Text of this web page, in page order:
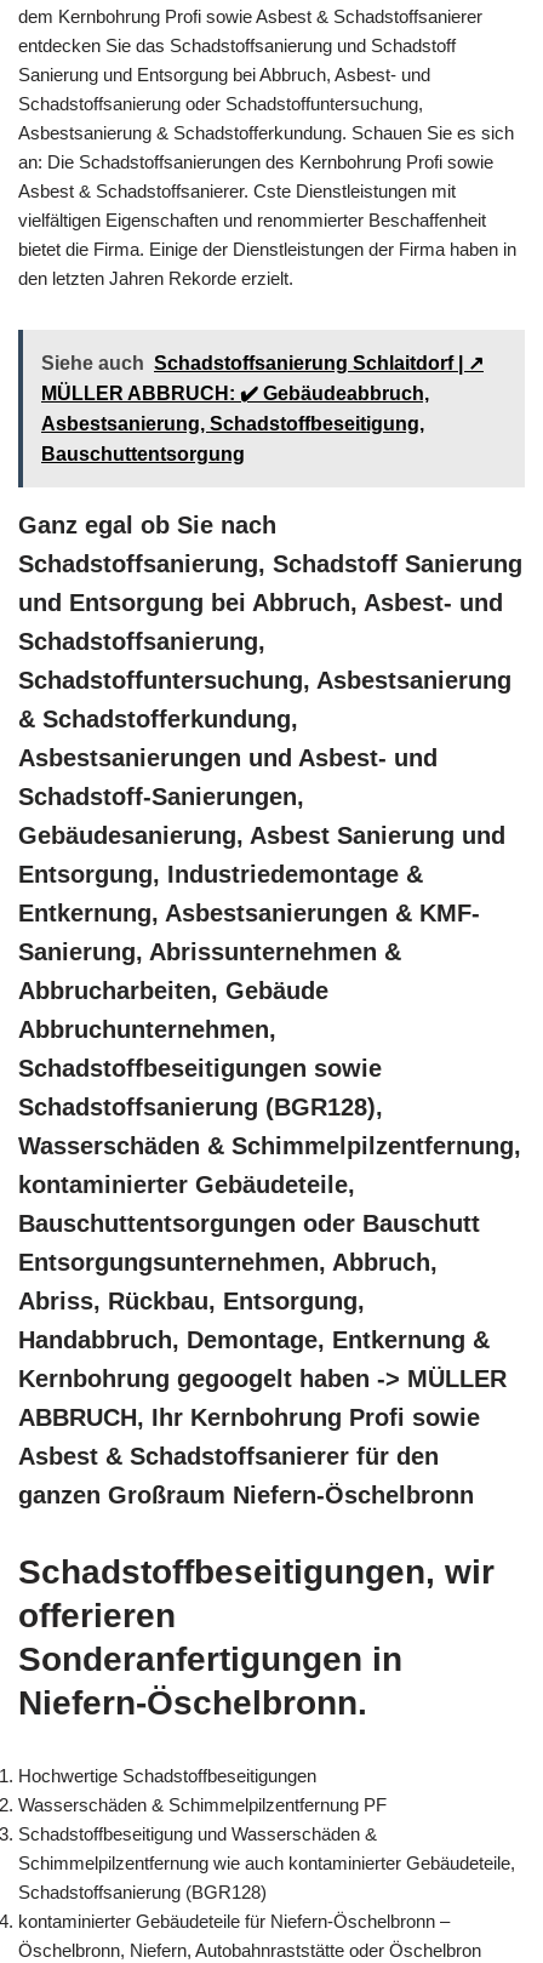
dem Kernbohrung Profi sowie Asbest & Schadstoffsanierer
entdecken Sie das Schadstoffsanierung und Schadstoff
Sanierung und Entsorgung bei Abbruch, Asbest- und
Schadstoffsanierung oder Schadstoffuntersuchung,
Asbestsanierung & Schadstofferkundung. Schauen Sie es sich
an: Die Schadstoffsanierungen des Kernbohrung Profi sowie
Asbest & Schadstoffsanierer. Cste Dienstleistungen mit
vielfältigen Eigenschaften und renommierter Beschaffenheit
bietet die Firma. Einige der Dienstleistungen der Firma haben in
den letzten Jahren Rekorde erzielt.
Siehe auch Schadstoffsanierung Schlaitdorf | ↗️
MÜLLER ABBRUCH: ✔️ Gebäudeabbruch,
Asbestsanierung, Schadstoffbeseitigung,
Bauschuttentsorgung
Ganz egal ob Sie nach
Schadstoffsanierung, Schadstoff Sanierung
und Entsorgung bei Abbruch, Asbest- und
Schadstoffsanierung,
Schadstoffuntersuchung, Asbestsanierung
& Schadstofferkundung,
Asbestsanierungen und Asbest- und
Schadstoff-Sanierungen,
Gebäudesanierung, Asbest Sanierung und
Entsorgung, Industriedemontage &
Entkernung, Asbestsanierungen & KMF-
Sanierung, Abrissunternehmen &
Abbrucharbeiten, Gebäude
Abbruchunternehmen,
Schadstoffbeseitigungen sowie
Schadstoffsanierung (BGR128),
Wasserschäden & Schimmelpilzentfernung,
kontaminierter Gebäudeteile,
Bauschuttentsorgungen oder Bauschutt
Entsorgungsunternehmen, Abbruch,
Abriss, Rückbau, Entsorgung,
Handabbruch, Demontage, Entkernung &
Kernbohrung gegoogelt haben -> MÜLLER
ABBRUCH, Ihr Kernbohrung Profi sowie
Asbest & Schadstoffsanierer für den
ganzen Großraum Niefern-Öschelbronn
Schadstoffbeseitigungen, wir
offerieren
Sonderanfertigungen in
Niefern-Öschelbronn.
Hochwertige Schadstoffbeseitigungen
Wasserschäden & Schimmelpilzentfernung PF
Schadstoffbeseitigung und Wasserschäden &
Schimmelpilzentfernung wie auch kontaminierter Gebäudeteile,
Schadstoffsanierung (BGR128)
kontaminierter Gebäudeteile für Niefern-Öschelbronn –
Öschelbronn, Niefern, Autobahnraststätte oder Öschelbron